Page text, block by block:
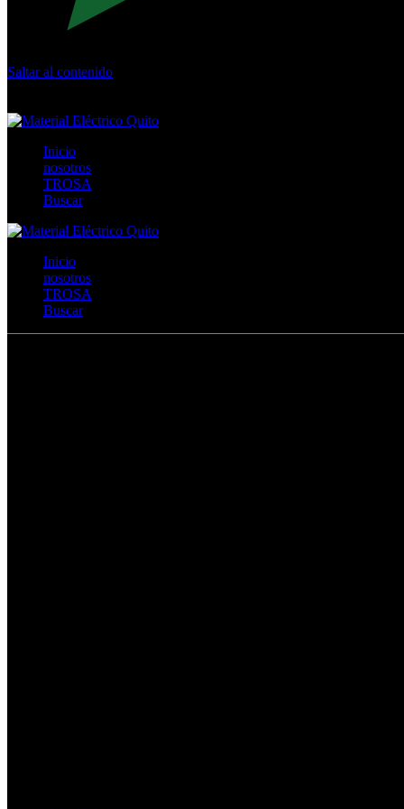
Saltar al contenido
Inicio
nosotros
TROSA
Buscar
Inicio
nosotros
TROSA
Buscar